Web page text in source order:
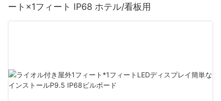
ート×1フィート IP68 ホテル/看板用